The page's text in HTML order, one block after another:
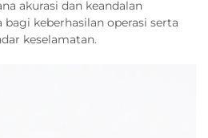
akurasi dan keandalan
keberhasilan operasi serta
keselamatan.